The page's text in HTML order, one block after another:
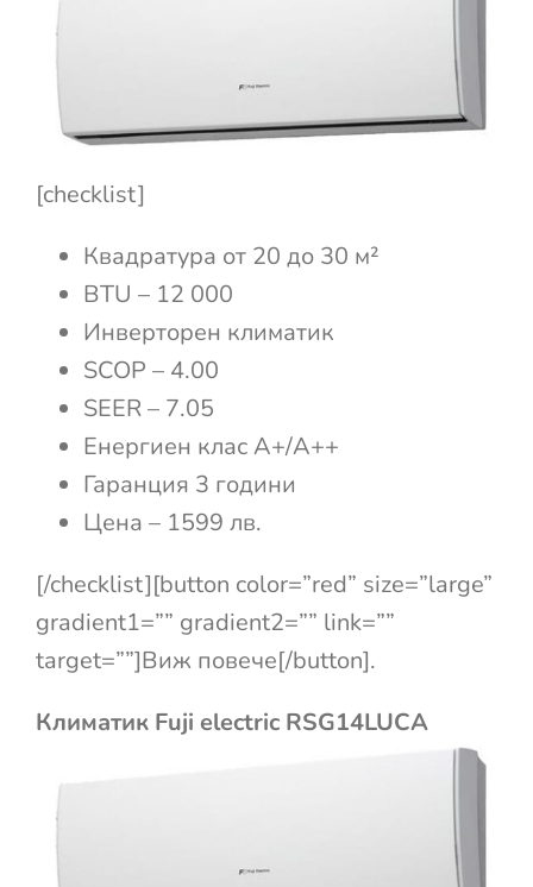
[checklist]
Квадратура от 20 до 30 м²
BTU – 12 000
Инверторен климатик
SCOP – 4.00
SEER – 7.05
Енергиен клас А+/А++
Гаранция 3 години
Цена – 1599 лв.
[/checklist][button color=”red” size=”large”
gradient1=”” gradient2=”” link=””
target=””]Виж повече[/button].
Климатик Fuji electric RSG14LUCA